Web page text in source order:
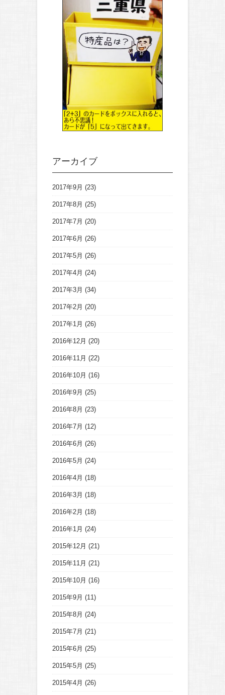
アーカイブ
2017年9月 (23)
2017年8月 (25)
2017年7月 (20)
2017年6月 (26)
2017年5月 (26)
2017年4月 (24)
2017年3月 (34)
2017年2月 (20)
2017年1月 (26)
2016年12月 (20)
2016年11月 (22)
2016年10月 (16)
2016年9月 (25)
2016年8月 (23)
2016年7月 (12)
2016年6月 (26)
2016年5月 (24)
2016年4月 (18)
2016年3月 (18)
2016年2月 (18)
2016年1月 (24)
2015年12月 (21)
2015年11月 (21)
2015年10月 (16)
2015年9月 (11)
2015年8月 (24)
2015年7月 (21)
2015年6月 (25)
2015年5月 (25)
2015年4月 (26)